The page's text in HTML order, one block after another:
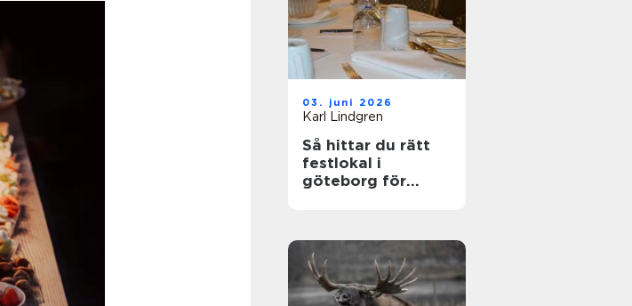
03. juni 2026
Karl Lindgren
Så hittar du rätt
festlokal i
göteborg för